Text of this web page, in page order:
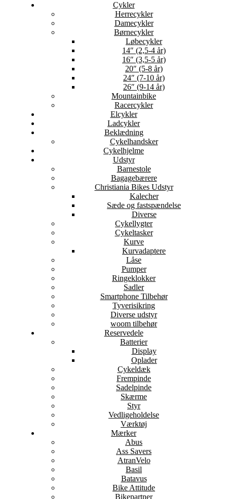
Cykler
Herrecykler
Damecykler
Børnecykler
Løbecykler
14″ (2,5-4 år)
16″ (3,5-5 år)
20″ (5-8 år)
24″ (7-10 år)
26″ (9-14 år)
Mountainbike
Racercykler
Elcykler
Ladcykler
Beklædning
Cykelhandsker
Cykelhjelme
Udstyr
Barnestole
Bagagebærere
Christiania Bikes Udstyr
Kalecher
Sæde og fastspændelse
Diverse
Cykellygter
Cykeltasker
Kurve
Kurvadaptere
Låse
Pumper
Ringeklokker
Sadler
Smartphone Tilbehør
Tyverisikring
Diverse udstyr
woom tilbehør
Reservedele
Batterier
Display
Oplader
Cykeldæk
Frempinde
Sadelpinde
Skærme
Styr
Vedligeholdelse
Værktøj
Mærker
Abus
Ass Savers
AtranVelo
Basil
Batavus
Bike Attitude
Bikepartner